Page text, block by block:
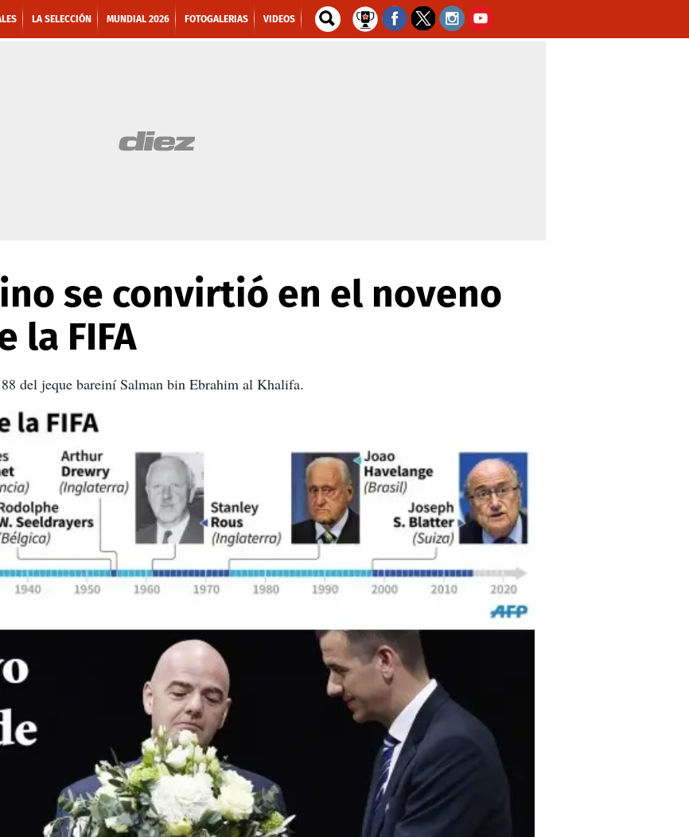
LA SELECCIÓN MUNDIAL 2026 FOTOGALERIAS VIDEOS
se convirtió en el noveno
la FIFA
del jeque bareiní Salman bin Ebrahim al Khalifa.